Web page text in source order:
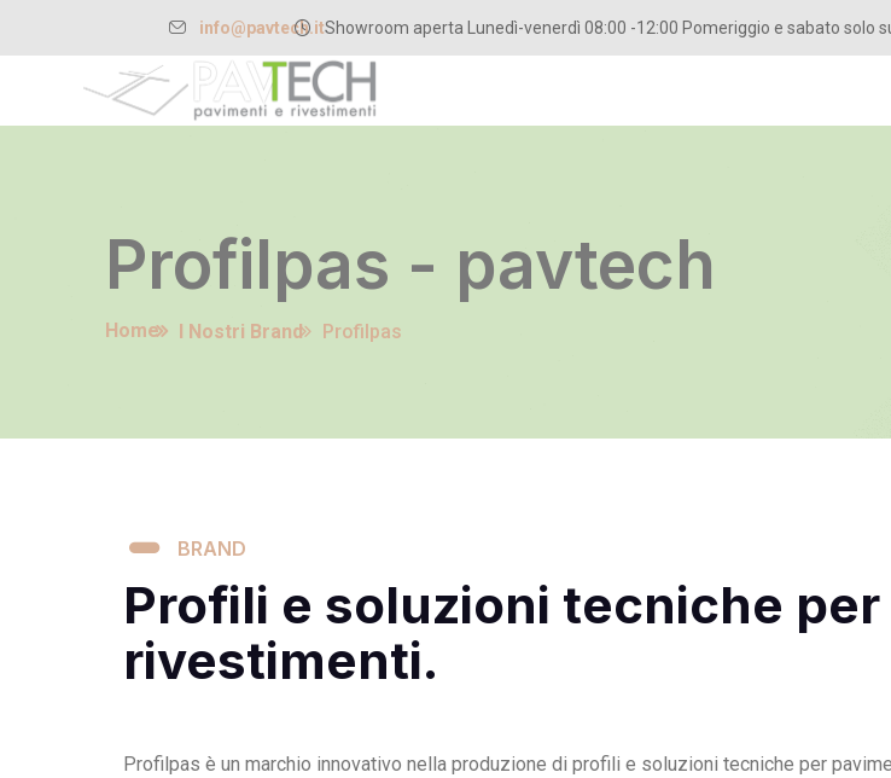
info@pavtech.itShowroom aperta Lunedì-venerdì 08:00 -12:00 Pomeriggio e sabato solo
Profilpas - pavtech
Home I Nostri Brand Profilpas
BRAND
Profili e soluzioni tecniche
rivestimenti.
Profilpas è un marchio innovativo nella produzione di profili e soluzioni tecniche per